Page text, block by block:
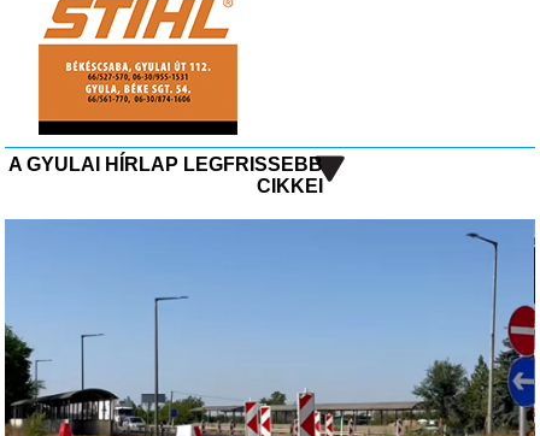
A GYULAI HÍRLAP LEGFRISSEBB
CIKKEI